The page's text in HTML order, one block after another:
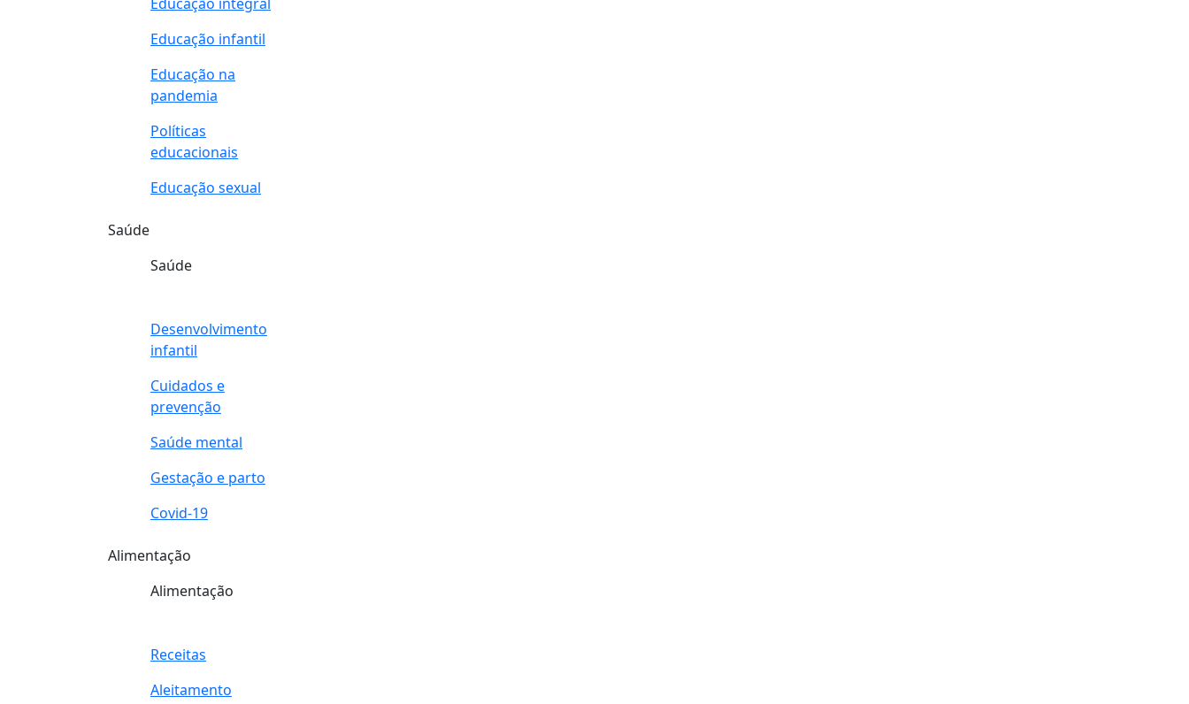
Educação infantil
Educação na
pandemia
Políticas
educacionais
Educação sexual
Saúde
Saúde
Desenvolvimento
infantil
Cuidados e
prevenção
Saúde mental
Gestação e parto
Covid-19
Alimentação
Alimentação
Receitas
Aleitamento